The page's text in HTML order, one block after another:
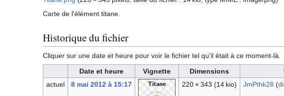
Carte de l'élément titane.
Historique du fichier
Cliquer sur une date et heure pour voir le fichier tel qu'il était à ce moment-là.
Date et heure
Vignette Dimensions
actuel
8 mai 2012 à 15:17 220 × 343 (14 kio) JmPthk28 (